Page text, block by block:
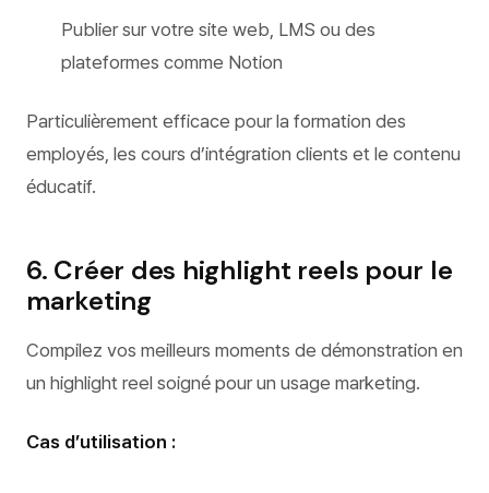
Publier sur votre site web, LMS ou des
plateformes comme Notion
Particulièrement efficace pour la formation des
employés, les cours d’intégration clients et le contenu
éducatif.
6. Créer des highlight reels pour le
marketing
Compilez vos meilleurs moments de démonstration en
un highlight reel soigné pour un usage marketing.
Cas d’utilisation :